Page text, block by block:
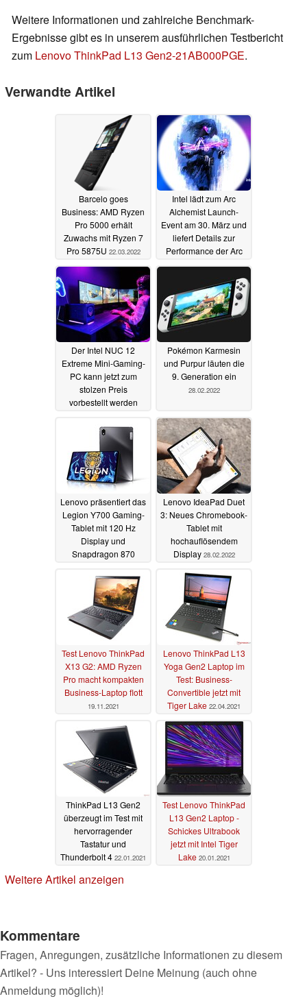
Weitere Informationen und zahlreiche Benchmark-
Ergebnisse gibt es in unserem ausführlichen Testbericht
zum Lenovo ThinkPad L13 Gen2-21AB000PGE.
Verwandte Artikel
Barcelo goes
Business: AMD Ryzen
Pro 5000 erhält
Zuwachs mit Ryzen 7
Pro 5875U 22.03.2022
Intel lädt zum Arc
Alchemist Launch-
Event am 30. März und
liefert Details zur
Performance der Arc
A370M15.03.2022
Der Intel NUC 12
Extreme Mini-Gaming-
PC kann jetzt zum
stolzen Preis
vorbestellt werden
Pokémon Karmesin
und Purpur läuten die
9. Generation ein
28.02.2022
Lenovo präsentiert das
Legion Y700 Gaming-
Tablet mit 120 Hz
Display und
Snapdragon 870
Lenovo IdeaPad Duet
3: Neues Chromebook-
Tablet mit
hochauflösendem
Display 28.02.2022
Test Lenovo ThinkPad
X13 G2: AMD Ryzen
Pro macht kompakten
Business-Laptop flott
19.11.2021
Lenovo ThinkPad L13
Yoga Gen2 Laptop im
Test: Business-
Convertible jetzt mit
Tiger Lake 22.04.2021
ThinkPad L13 Gen2
überzeugt im Test mit
hervorragender
Tastatur und
Thunderbolt 4 22.01.2021
Test Lenovo ThinkPad
L13 Gen2 Laptop -
Schickes Ultrabook
jetzt mit Intel Tiger
Lake 20.01.2021
Weitere Artikel anzeigen
Kommentare
Fragen, Anregungen, zusätzliche Informationen zu diesem
Artikel? - Uns interessiert Deine Meinung (auch ohne
Anmeldung möglich)!